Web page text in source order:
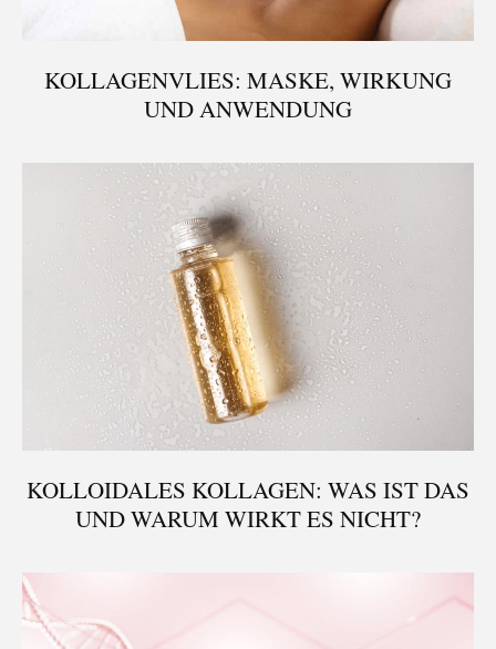
KOLLAGENVLIES: MASKE, WIRKUNG
UND ANWENDUNG
KOLLOIDALES KOLLAGEN: WAS IST DAS
UND WARUM WIRKT ES NICHT?